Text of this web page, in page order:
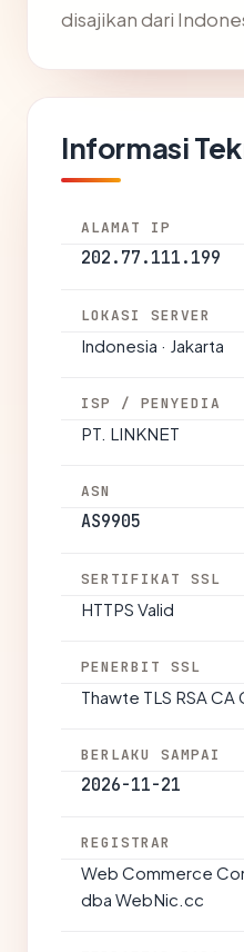
disajikan dari
Informasi
ALAMAT IP
202.77.111.199
LOKASI SERVER
Indonesia · Jakarta
ISP / PENYEDIA
PT. LINKNET
ASN
AS9905
SERTIFIKAT SSL
HTTPS Valid
PENERBIT SSL
Thawte TLS RSA CA
BERLAKU SAMPAI
2026-11-21
REGISTRAR
Web Commerce
dba WebNic.cc